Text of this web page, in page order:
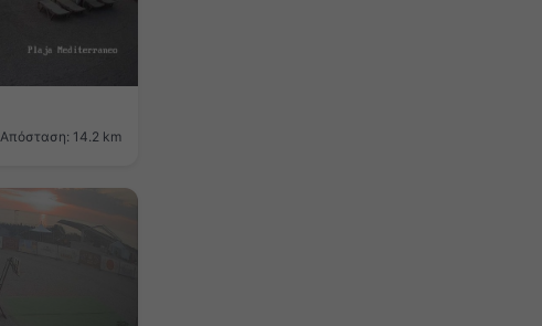
Απόσταση: 14.2 km